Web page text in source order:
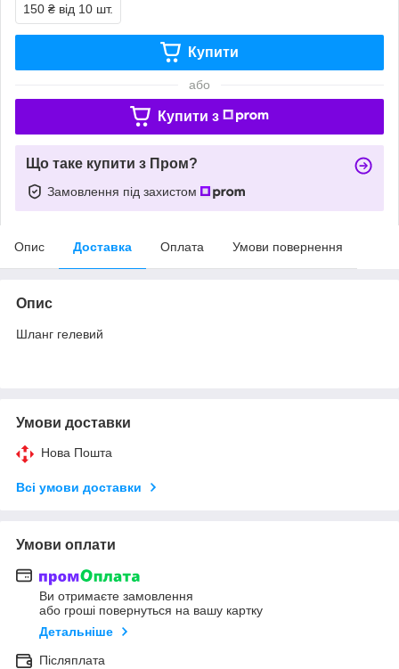
150 ₴ від 10 шт.
Купити
або
Купити з
Що таке купити з Пром?
Замовлення під захистом
Опис Доставка Оплата Умови повернення
Опис
Шланг гелевий
Умови доставки
Нова Пошта
Всі умови доставки
Умови оплати
Ви отримаєте замовлення
або гроші повернуться на вашу картку
Детальніше
Післяплата